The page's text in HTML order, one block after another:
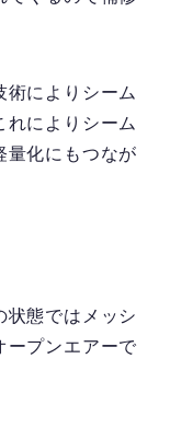
術によりシーム
れによりシーム
量化にもつなが
状態ではメッシ
ープンエアーで